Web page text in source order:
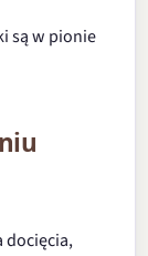
są w pionie
docięcia,